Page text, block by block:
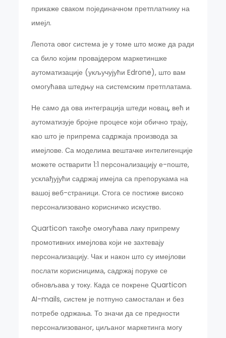
прикаже сваком појединачном претплатнику на
имејл.
Лепота овог система је у томе што може да ради
са било којим провајдером маркетиншке
аутоматизације (укључујући Edrone), што вам
омогућава штедњу на системским претплатама.
Не само да ова интеграција штеди новац, већ и
аутоматизује бројне процесе који обично трају,
као што је припрема садржаја производа за
имејлове. Са моделима вештачке интелигенције
можете остварити 1:1 персонализацију е-поште,
усклађујући садржај имејла са препорукама на
вашој веб-страници. Стога се постиже високо
персонализовано корисничко искуство.
Quarticon такође омогућава лаку припрему
промотивних имејлова који не захтевају
персонализацију. Чак и након што су имејлови
послати корисницима, садржај поруке се
обновљава у току. Када се покрене Quarticon
AI-mails, систем је потпуно самосталан и без
потребе одржања. То значи да се предности
персонализованог, циљаног маркетинга могу